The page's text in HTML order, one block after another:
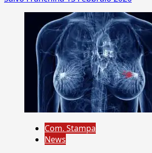
Com. Stampa
News